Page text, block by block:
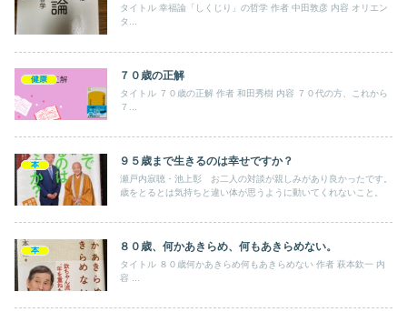
タイトル 幸福論「しくじり」の哲学 作者 中田敦彦 内容 オリエン
タ...
健康 ７０歳の正解
タイトル ７０歳の正解 作者 和田秀樹 内容 ７０代の方、これから
７...
本 ９５歳まで生きるのは幸せですか？
瀬戸内寂聴・池上彰 お二人の対談が親しみがあり良かったです。
歳をとるとは気持ちと違い体が思うように動いてくれないこと。
本 ８０歳、何かあきらめ、何もあきらめない。
タイトル ８０歳何かあきらめ何もあきらめない 作者 萩本欽一 内
容 ...